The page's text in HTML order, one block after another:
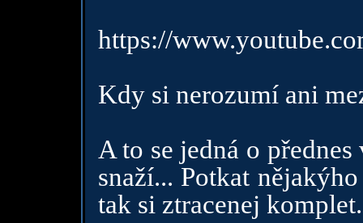
https://
Kdy si nerozumí ani
A to se jedná o
snaží... Potkat
tak si ztracenej